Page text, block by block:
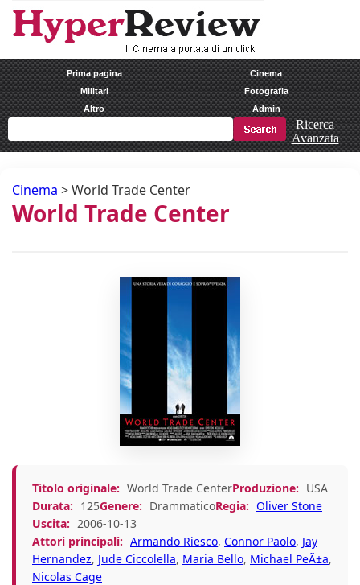
Prima pagina
Cinema
Militari
Fotografia
Altro
Admin
Ricerca
Avanzata
Cinema >World Trade Center
World Trade Center
Titolo originale: World Trade CenterProduzione: USA
Durata: 125Genere: DrammaticoRegia: Oliver Stone
Uscita: 2006-10-13
Attori principali: Armando Riesco, Connor Paolo, Jay
Hernandez, Jude Ciccolella, Maria Bello, Michael PeÃ±a,
Nicolas Cage